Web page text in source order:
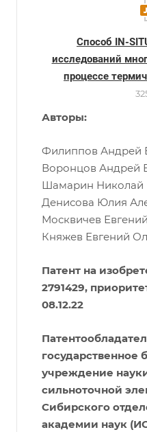
Способ IN-
исследований
процессе
Авторы:
Филиппов Андрей
Воронцов Андрей
Шамарин Николай
Денисова Юлия
Москвичев
Княжев Евгений
Патент на
2791429,
08.12.22
государственное
учреждение
сильноточной
Сибирского
академии наук